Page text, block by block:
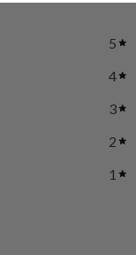
5
4
3
2
1